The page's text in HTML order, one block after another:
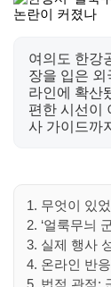
여의도 한강
장을 입은
라인에 확산
편한 시선이
사 가이드까
1. 무엇이 있
2. ‘얼룩무늬
3. 실제 행사
4. 온라인 반